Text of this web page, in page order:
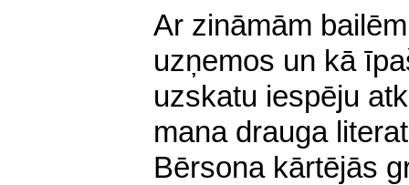
Ar zināmām
uzņemos un kā
uzskatu iespēju
mana drauga
Bērsona kārtējās